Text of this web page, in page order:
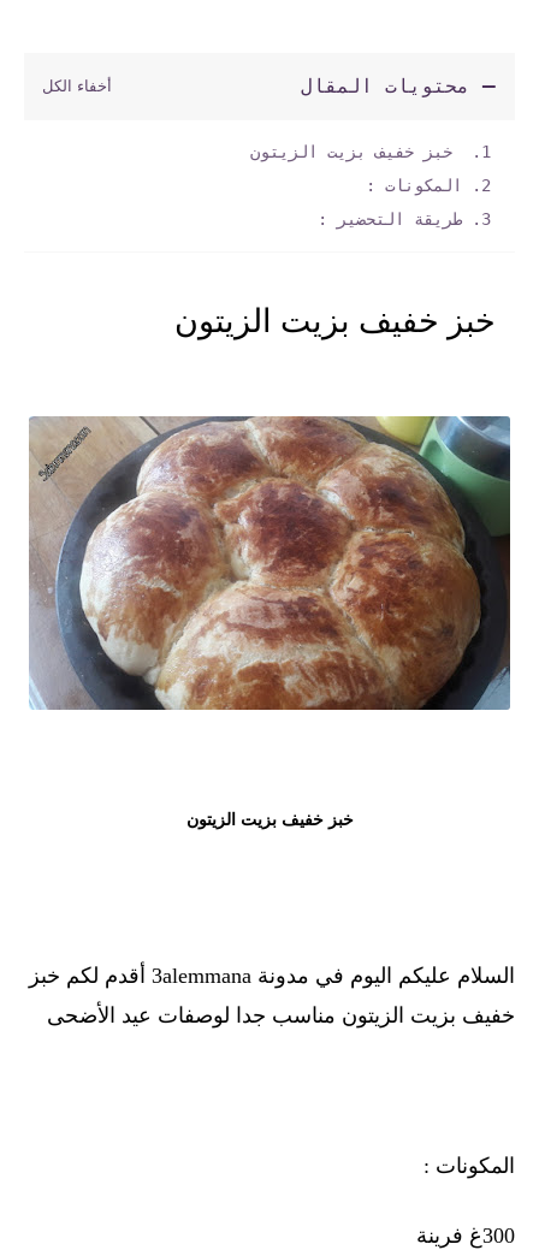
محتويات المقال
خبز خفيف بزيت الزيتون
المكونات :
طريقة التحضير :
خبز خفيف بزيت الزيتون
خبز خفيف بزيت الزيتون
السلام عليكم اليوم في مدونة 3alemmana أقدم لكم خبز
خفيف بزيت الزيتون مناسب جدا لوصفات عيد الأضحى
المكونات :
300غ فرينة